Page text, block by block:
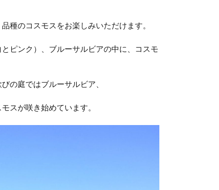
種のコスモスをお楽しみいただけます。
ピンク）、ブルーサルビアの中に、コスモ
の庭ではブルーサルビア、
スが咲き始めています。